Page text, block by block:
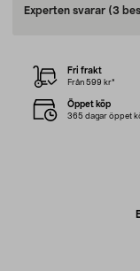
Experten svarar (3
Fri frakt
Från 599 kr*
Öppet köp
365 dagar öppet